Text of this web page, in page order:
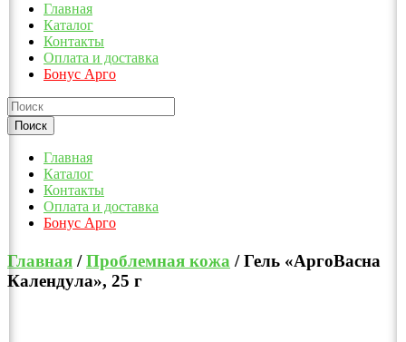
Главная
Каталог
Контакты
Оплата и доставка
Бонус Арго
Главная
Каталог
Контакты
Оплата и доставка
Бонус Арго
Главная /Проблемная кожа / Гель «АргоВасна
Календула», 25 г